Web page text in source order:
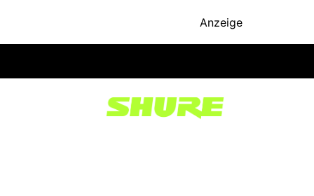
Anzeige